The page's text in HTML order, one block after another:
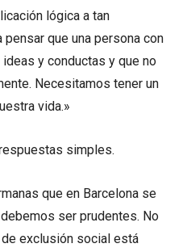
lógica a tan
que una persona con
y conductas y que no
Necesitamos tener un
vida.»
simples.
que en Barcelona se
ser prudentes. No
exclusión social está